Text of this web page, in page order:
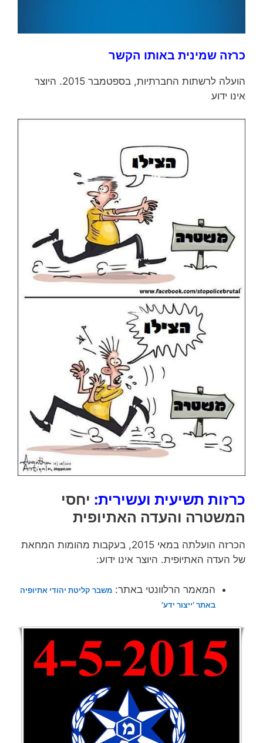
כרזה שמינית באותו הקשר
הועלה לרשתות החברתיות, בספטמבר 2015. היוצר
אינו ידוע
כרזות תשיעית ועשירית: יחסי
המשטרה והעדה האתיופית
הכרזה הועלתה במאי 2015, בעקבות מהומות המחאת
של העדה האתיופית. היוצר אינו ידוע:
המאמר הרלוונטי באתר: משבר קליטת יהודי אתיופיה
באתר ‘ייצור ידע’